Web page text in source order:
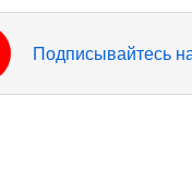
Подписывайтесь